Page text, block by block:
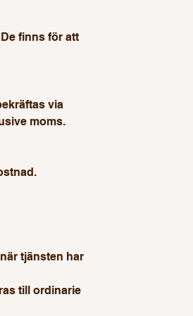
finns för att
via
moms.
tjänsten har
till ordinarie